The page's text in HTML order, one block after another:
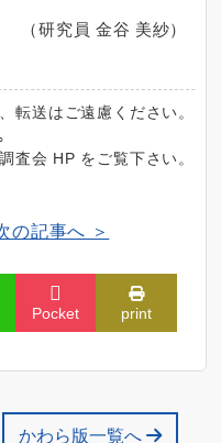
（研究員 金谷 美紗）
転送はご遠慮ください。
査会 HP をご覧下さい。
の記事へ ＞
Pocket print
かわら版一覧へ